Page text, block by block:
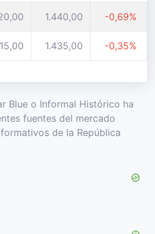
1.440,00 -0,69%
1.435,00 -0,35%
Blue o Informal Histórico ha
fuentes del mercado
de la República